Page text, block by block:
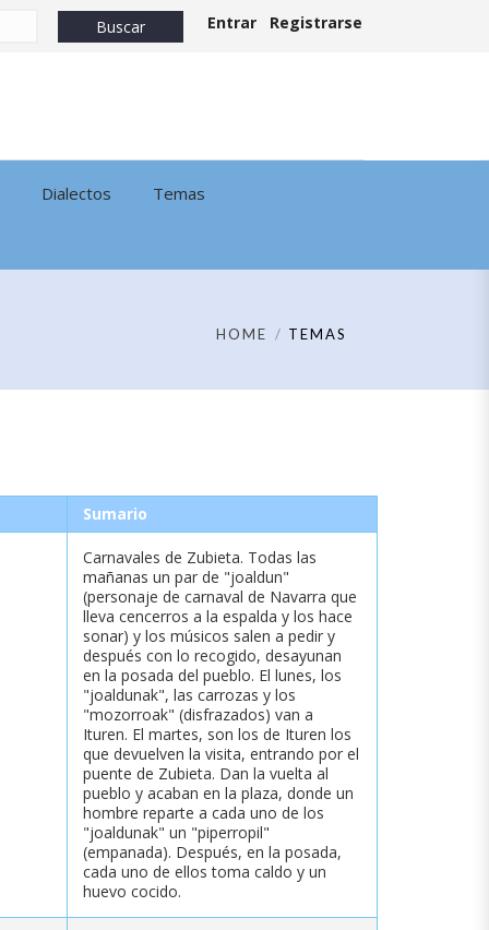
Entrar Registrarse
Dialectos Temas
HOME TEMAS
Sumario
Carnavales de Zubieta. Todas las
mañanas un par de "joaldun"
(personaje de carnaval de Navarra que
lleva cencerros a la espalda y los hace
sonar) y los músicos salen a pedir y
después con lo recogido, desayunan
en la posada del pueblo. El lunes, los
"joaldunak", las carrozas y los
"mozorroak" (disfrazados) van a
Ituren. El martes, son los de Ituren los
que devuelven la visita, entrando por el
puente de Zubieta. Dan la vuelta al
pueblo y acaban en la plaza, donde un
hombre reparte a cada uno de los
"joaldunak" un "piperropil"
(empanada). Después, en la posada,
cada uno de ellos toma caldo y un
huevo cocido.